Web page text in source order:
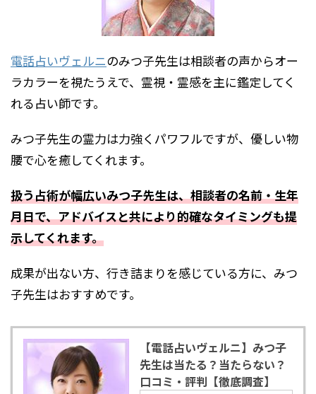
電話占いヴェルニのみつ子先生は相談者の声からオー
ラカラーを視たうえで、霊視・霊感を主に鑑定してく
れる占い師です。
みつ子先生の霊力は力強くパワフルですが、優しい物
腰で心を癒してくれます。
扱う占術が幅広いみつ子先生は、相談者の名前・生年
月日で、アドバイスと共により的確なタイミングも提
示してくれます。
成果が出ない方、行き詰まりを感じている方に、みつ
子先生はおすすめです。
【電話占いヴェルニ】みつ子
先生は当たる？当たらない？
口コミ・評判【徹底調査】